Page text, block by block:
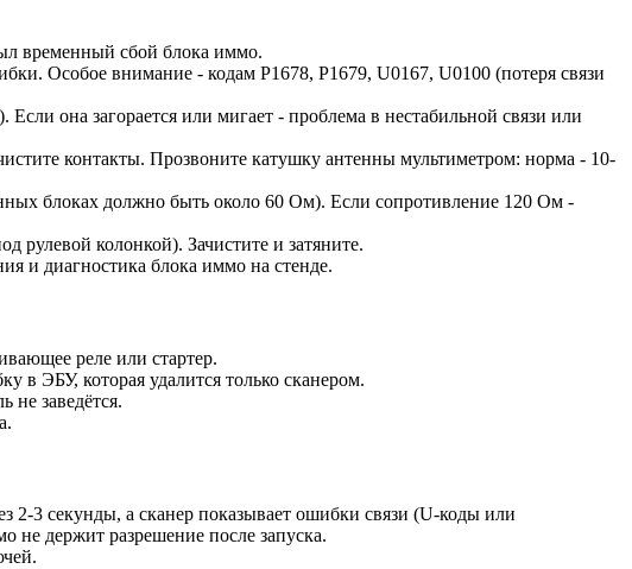
временный сбой блока иммо.
Особое внимание - кодам P1678, P1679, U0167, U0100 (потеря связи
она загорается или мигает - проблема в нестабильной связи или
контакты. Прозвоните катушку антенны мультиметром: норма - 10-
блоках должно быть около 60 Ом). Если сопротивление 120 Ом -
рулевой колонкой). Зачистите и затяните.
и диагностика блока иммо на стенде.
реле или стартер.
в ЭБУ, которая удалится только сканером.
не заведётся.
2-3 секунды, а сканер показывает ошибки связи (U-коды или
не держит разрешение после запуска.